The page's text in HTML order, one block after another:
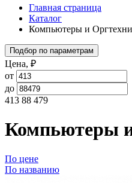
Главная страница
Каталог
Компьютеры и
Подбор по параметрам
Цена, ₽
от
до
413 88 479
Компьютеры
По цене
По названию